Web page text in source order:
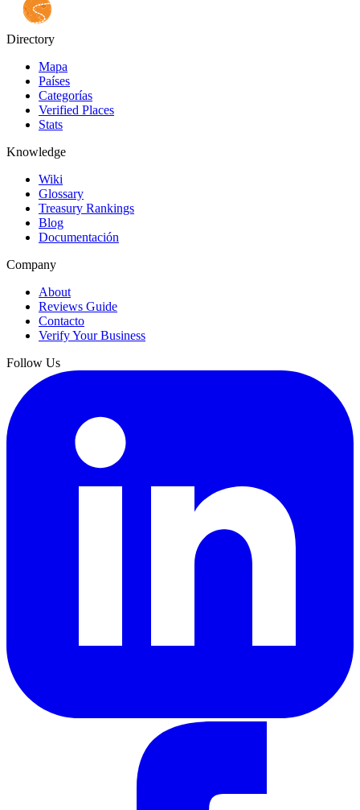
Directory
Mapa
Países
Categorías
Verified Places
Stats
Knowledge
Wiki
Glossary
Treasury Rankings
Blog
Documentación
Company
About
Reviews Guide
Contacto
Verify Your Business
Follow Us